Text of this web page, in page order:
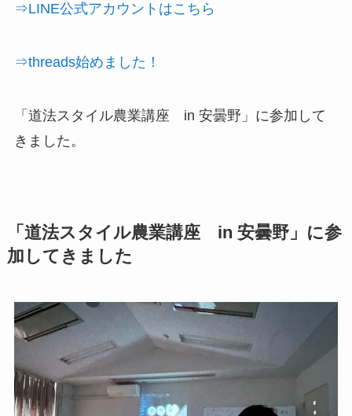
⇒LINE公式アカウントはこちら
⇒threads始めました！
「道法スタイル農業講座 in 安曇野」に参加して
きました。
「道法スタイル農業講座 in 安曇野」に参
加してきました